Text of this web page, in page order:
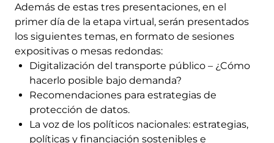
Además de estas tres presentaciones, en el
primer día de la etapa virtual, serán presentados
los siguientes temas, en formato de sesiones
expositivas o mesas redondas:
Digitalización del transporte público – ¿Cómo
hacerlo posible bajo demanda?
Recomendaciones para estrategias de
protección de datos.
La voz de los políticos nacionales: estrategias,
políticas y financiación sostenibles e